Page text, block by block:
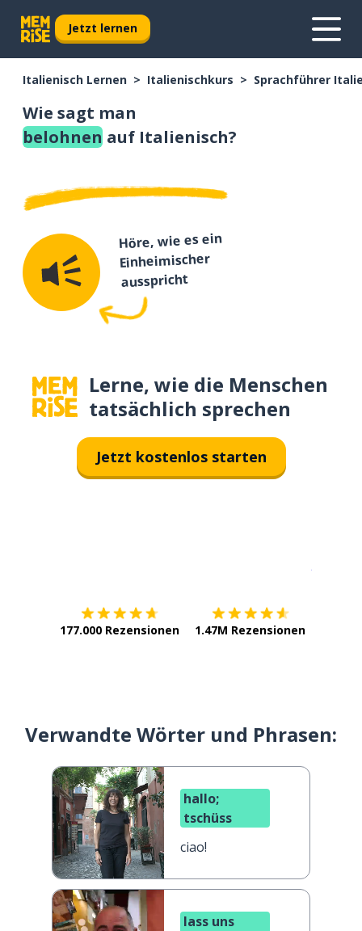
Jetzt lernen
Italienisch Lernen Italienischkurs Sprachführer
Wie sagt man
belohnen auf Italienisch?
Höre, wie es ein
Einheimischer
ausspricht
Lerne, wie die Menschen
tatsächlich sprechen
Jetzt kostenlos starten
177.000 Rezensionen 1.47M Rezensionen
Verwandte Wörter und Phrasen:
hallo;
tschüss
ciao!
lass uns